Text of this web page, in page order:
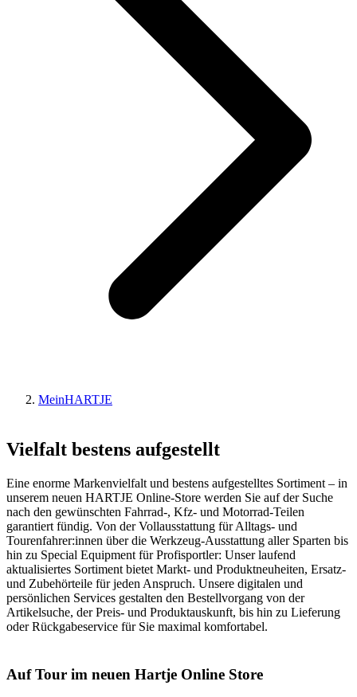
MeinHARTJE
Vielfalt bestens aufgestellt
Eine enorme Markenvielfalt und bestens aufgestelltes Sortiment – in
unserem neuen HARTJE Online-Store werden Sie auf der Suche
nach den gewünschten Fahrrad-, Kfz- und Motorrad-Teilen
garantiert fündig. Von der Vollausstattung für Alltags- und
Tourenfahrer:innen über die Werkzeug-Ausstattung aller Sparten bis
hin zu Special Equipment für Profisportler: Unser laufend
aktualisiertes Sortiment bietet Markt- und Produktneuheiten, Ersatz-
und Zubehörteile für jeden Anspruch. Unsere digitalen und
persönlichen Services gestalten den Bestellvorgang von der
Artikelsuche, der Preis- und Produktauskunft, bis hin zu Lieferung
oder Rückgabeservice für Sie maximal komfortabel.
Auf Tour im neuen Hartje Online Store